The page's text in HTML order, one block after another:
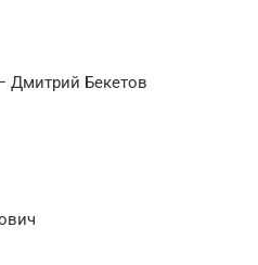
Дмитрий Бекетов